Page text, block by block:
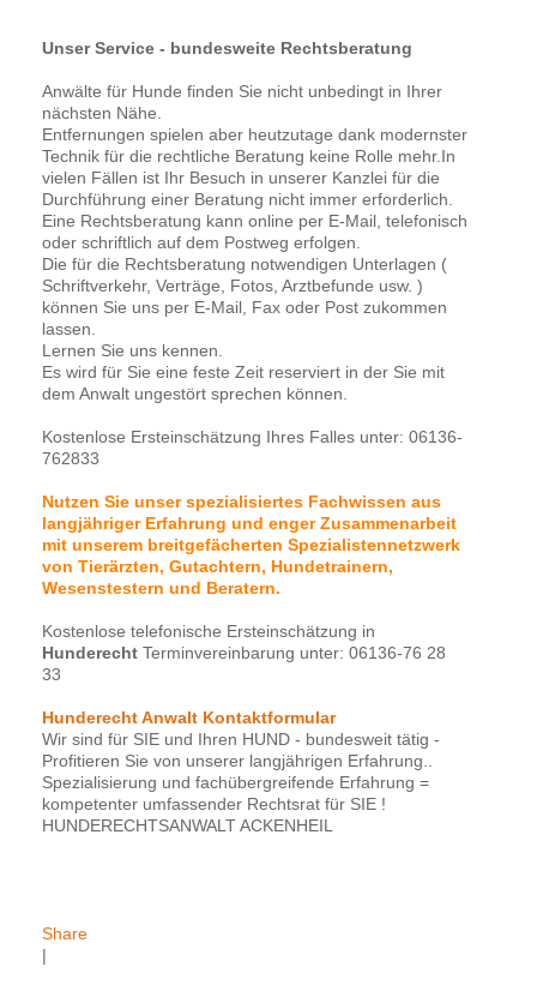
Unser Service - bundesweite Rechtsberatung
Anwälte für Hunde finden Sie nicht unbedingt in Ihrer
nächsten Nähe.
Entfernungen spielen aber heutzutage dank modernster
Technik für die rechtliche Beratung keine Rolle mehr.In
vielen Fällen ist Ihr Besuch in unserer Kanzlei für die
Durchführung einer Beratung nicht immer erforderlich.
Eine Rechtsberatung kann online per E-Mail, telefonisch
oder schriftlich auf dem Postweg erfolgen.
Die für die Rechtsberatung notwendigen Unterlagen (
Schriftverkehr, Verträge, Fotos, Arztbefunde usw. )
können Sie uns per E-Mail, Fax oder Post zukommen
lassen.
Lernen Sie uns kennen.
Es wird für Sie eine feste Zeit reserviert in der Sie mit
dem Anwalt ungestört sprechen können.
Kostenlose Ersteinschätzung Ihres Falles unter: 06136-
762833
Nutzen Sie unser spezialisiertes Fachwissen aus
langjähriger Erfahrung und enger Zusammenarbeit
mit unserem breitgefächerten Spezialistennetzwerk
von Tierärzten, Gutachtern, Hundetrainern,
Wesenstestern und Beratern.
Kostenlose telefonische Ersteinschätzung in
Hunderecht Terminvereinbarung unter: 06136-76 28
33
Hunderecht Anwalt Kontaktformular
Wir sind für SIE und Ihren HUND - bundesweit tätig -
Profitieren Sie von unserer langjährigen Erfahrung..
Spezialisierung und fachübergreifende Erfahrung =
kompetenter umfassender Rechtsrat für SIE !
HUNDERECHTSANWALT ACKENHEIL
Share
|